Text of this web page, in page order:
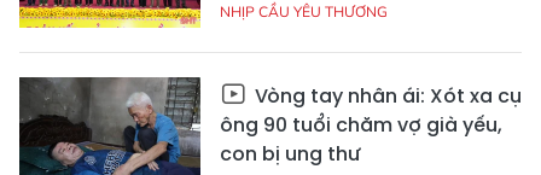
NHỊP CẦU YÊU THƯƠNG
Vòng tay nhân ái: Xót xa cụ
ông 90 tuổi chăm vợ già yếu,
con bị ung thư